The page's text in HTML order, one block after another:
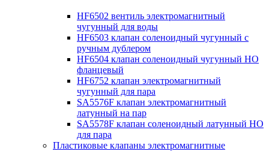
HF6502 вентиль электромагнитный
чугунный для воды
HF6503 клапан соленоидный чугунный с
ручным дублером
HF6504 клапан соленоидный чугунный НО
фланцевый
HF6752 клапан электромагнитный
чугунный для пара
SA5576F клапан электромагнитный
латунный на пар
SA5578F клапан соленоидный латунный НО
для пара
Пластиковые клапаны электромагнитные